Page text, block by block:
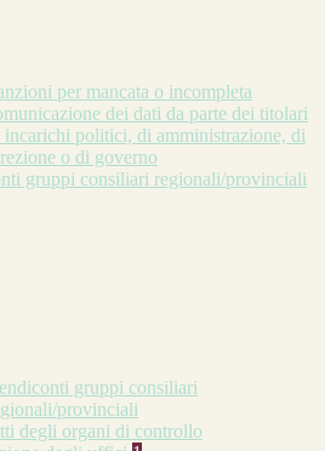
per mancata o incompleta
dei dati da parte dei titolari
incarichi politici, di amministrazione, di
o di governo
gruppi consiliari regionali/provinciali
gruppi consiliari
provinciali
degli organi di controllo